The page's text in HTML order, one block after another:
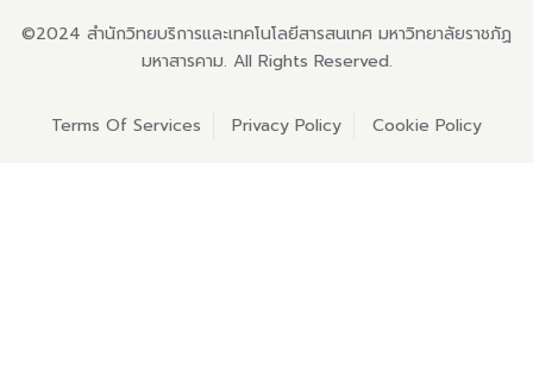
©2024 สำนักวิทยบริการและเทคโนโลยีสารสนเทศ มหาวิทยาลัยราชภัฏ
มหาสารคาม. All Rights Reserved.
Terms Of Services Privacy Policy Cookie Policy